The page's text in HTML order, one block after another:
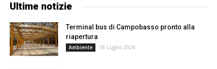
Ultime notizie
Terminal bus di Campobasso pronto alla
riapertura
Ambiente 18 Luglio 2026